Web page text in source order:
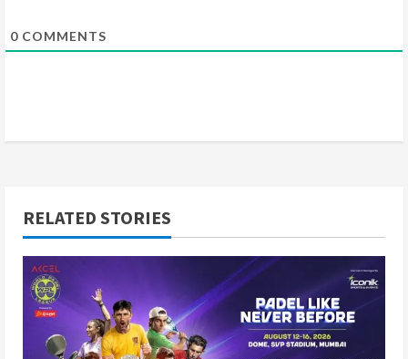
0 COMMENTS
RELATED STORIES